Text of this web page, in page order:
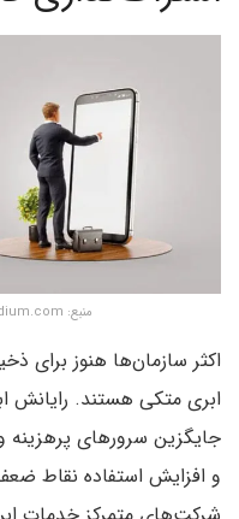
منبع: biopassportofficial.medium.com
اکثر سازمان‌ها هنوز برای
ابری متکی‌ هستند. رایانش
جایگزین سرورهای
و افزایش استفاده نقاط